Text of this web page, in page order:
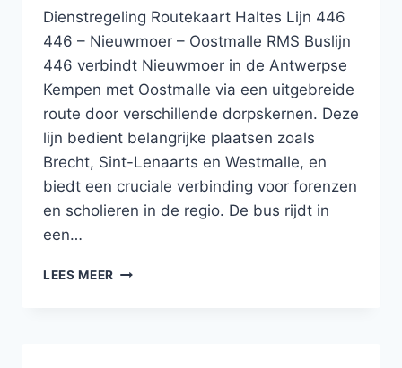
ZULTE
–
WAREGEM
–
HARELBEKE
KORTRIJK
Dienstregeling Routekaart Haltes Lijn 446
446 – Nieuwmoer – Oostmalle RMS Buslijn
446 verbindt Nieuwmoer in de Antwerpse
Kempen met Oostmalle via een uitgebreide
route door verschillende dorpskernen. Deze
lijn bedient belangrijke plaatsen zoals
Brecht, Sint-Lenaarts en Westmalle, en
biedt een cruciale verbinding voor forenzen
en scholieren in de regio. De bus rijdt in
een…
LEES MEER BUS